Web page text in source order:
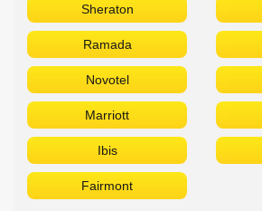
Sheraton
Ramada
Novotel
Marriott
Ibis
Fairmont